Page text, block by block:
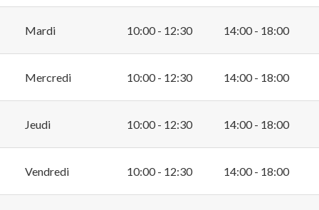
Mardi 10:00 - 12:30 14:00 - 18:00
Mercredi 10:00 - 12:30 14:00 - 18:00
Jeudi 10:00 - 12:30 14:00 - 18:00
Vendredi 10:00 - 12:30 14:00 - 18:00